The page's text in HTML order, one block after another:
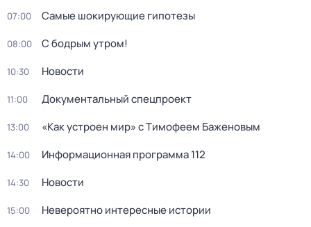
07:00 Самые шoкиpующие гипотезы
08:00 С бодрым утром!
10:30 Новости
11:00 Документальный спецпроект
13:00 «Как устроен мир» с Тимофеем Баженовым
14:00 Информационная программа 112
14:30 Новости
15:00 Невероятно интересные истории